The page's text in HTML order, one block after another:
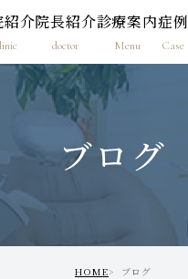
紹介院長紹介
doctor
診療案内
Menu
症例
Case
ブログ
HOME ブログ